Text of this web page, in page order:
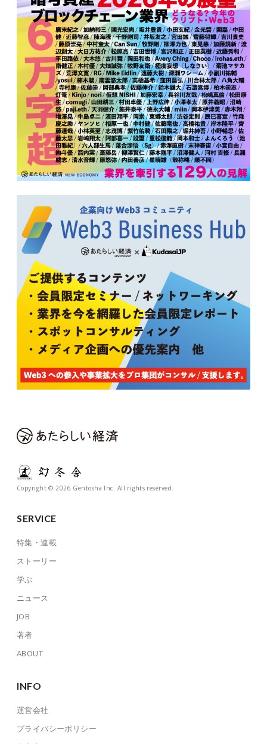
Copyright © 2026 Gentosha Inc. All rights reserved.
SERVICE
特集・連載
ストーリー
学ぶ
ニュース
JOB
著者
ABOUT
INFO
運営会社
プライバシーポリシー